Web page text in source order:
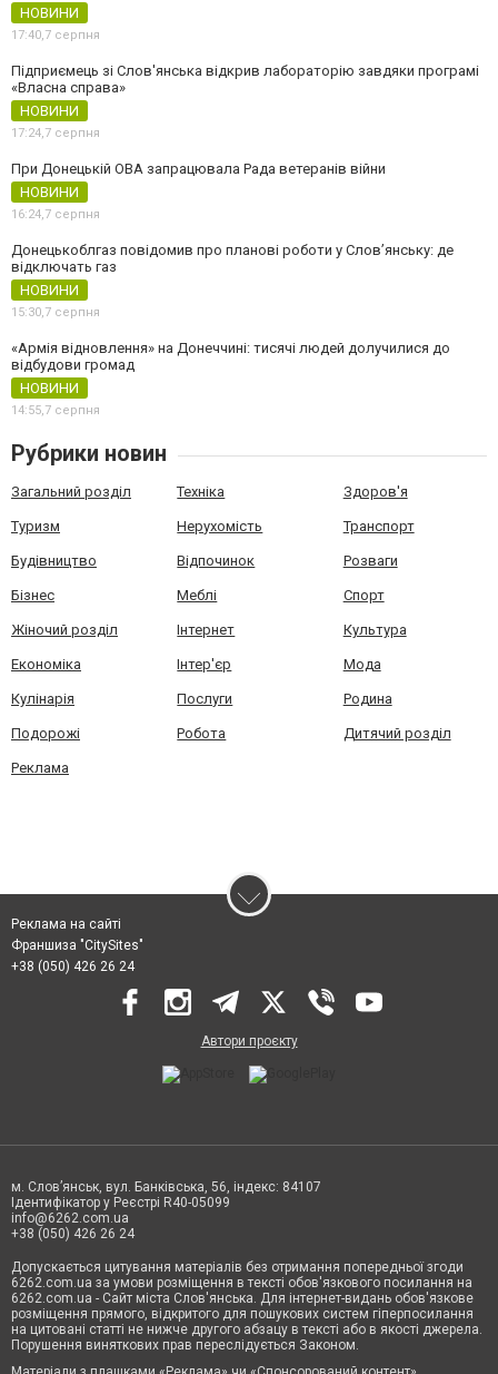
НОВИНИ
17:40,7 серпня
Підприємець зі Слов'янська відкрив лабораторію завдяки програмі
«Власна справа»
НОВИНИ
17:24,7 серпня
При Донецькій ОВА запрацювала Рада ветеранів війни
НОВИНИ
16:24,7 серпня
Донецькоблгаз повідомив про планові роботи у Слов’янську: де
відключать газ
НОВИНИ
15:30,7 серпня
«Армія відновлення» на Донеччині: тисячі людей долучилися до
відбудови громад
НОВИНИ
14:55,7 серпня
Рубрики новин
Загальний розділ Техніка Здоров'я
Туризм Нерухомість Транспорт
Будівництво Відпочинок Розваги
Бізнес Меблі Спорт
Жіночий розділ Інтернет Культура
Економіка Інтер'єр Мода
Кулінарія Послуги Родина
Подорожі Робота Дитячий розділ
Реклама
Реклама на сайті
Франшиза "CitySites"
+38 (050) 426 26 24
Автори проєкту
м. Слов’янськ, вул. Банківська, 56, індекс: 84107
Ідентифікатор у Реєстрі R40-05099
info@6262.com.ua
+38 (050) 426 26 24
Допускається цитування матеріалів без отримання попередньої згоди
6262.com.ua за умови розміщення в тексті обов'язкового посилання на
6262.com.ua - Сайт міста Слов'янська. Для інтернет-видань обов'язкове
розміщення прямого, відкритого для пошукових систем гіперпосилання
на цитовані статті не нижче другого абзацу в тексті або в якості джерела.
Порушення виняткових прав переслідується Законом.